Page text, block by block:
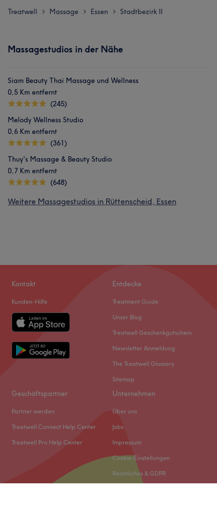
Treatwell > Massage > Essen > Stadtbezirk II
Massagestudios in der Nähe
Siam Beauty Thai Massage und Wellness
0,5 Km entfernt
(245)
Melody Wellness Studio
0,6 Km entfernt
(361)
Thuy's Massage & Beauty Studio
0,7 Km entfernt
(648)
Weitere Massagestudios in Rüttenscheid, Essen
Kontakt
Kunden-Hilfe
Entdecke
Treatment Guide
Unser Blog
Treatwell Geschenkgutschein
Newsletter Anmeldung
The Treatwell Glossary
Sitemap
Geschäftspartner
Partner werden
Treatwell Connect Help Center
Treatwell Pro Help Center
Unternehmen
Über uns
Jobs
Impressum
Cookie-Einstellungen
Rechtliches & GDPR